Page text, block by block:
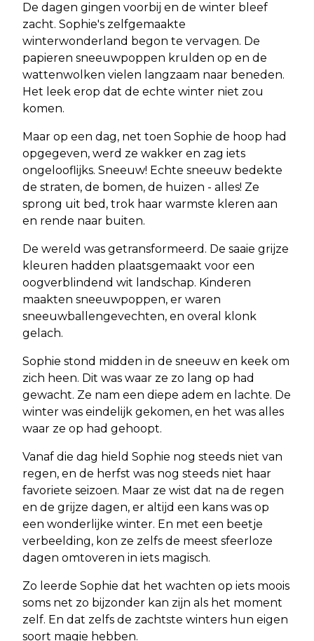
De dagen gingen voorbij en de winter bleef
zacht. Sophie's zelfgemaakte
winterwonderland begon te vervagen. De
papieren sneeuwpoppen krulden op en de
wattenwolken vielen langzaam naar beneden.
Het leek erop dat de echte winter niet zou
komen.
Maar op een dag, net toen Sophie de hoop had
opgegeven, werd ze wakker en zag iets
ongelooflijks. Sneeuw! Echte sneeuw bedekte
de straten, de bomen, de huizen - alles! Ze
sprong uit bed, trok haar warmste kleren aan
en rende naar buiten.
De wereld was getransformeerd. De saaie grijze
kleuren hadden plaatsgemaakt voor een
oogverblindend wit landschap. Kinderen
maakten sneeuwpoppen, er waren
sneeuwballengevechten, en overal klonk
gelach.
Sophie stond midden in de sneeuw en keek om
zich heen. Dit was waar ze zo lang op had
gewacht. Ze nam een diepe adem en lachte. De
winter was eindelijk gekomen, en het was alles
waar ze op had gehoopt.
Vanaf die dag hield Sophie nog steeds niet van
regen, en de herfst was nog steeds niet haar
favoriete seizoen. Maar ze wist dat na de regen
en de grijze dagen, er altijd een kans was op
een wonderlijke winter. En met een beetje
verbeelding, kon ze zelfs de meest sfeerloze
dagen omtoveren in iets magisch.
Zo leerde Sophie dat het wachten op iets moois
soms net zo bijzonder kan zijn als het moment
zelf. En dat zelfs de zachtste winters hun eigen
soort magie hebben.